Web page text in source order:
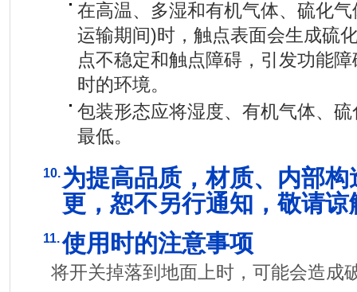
在高温、多湿和有机气体、硫化
运输期间)时，触点表面会生成硫
点不稳定和触点障碍，引发功能
时的环境。
包装形态应将湿度、有机气体、
最低。
10. 为提高品质，材质、内部
更，恕不另行通知，敬请谅
11.使用时的注意事项
将开关掉落到地面上时，可能会造成